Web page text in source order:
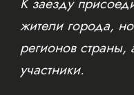
жители города,
регионов
участники.